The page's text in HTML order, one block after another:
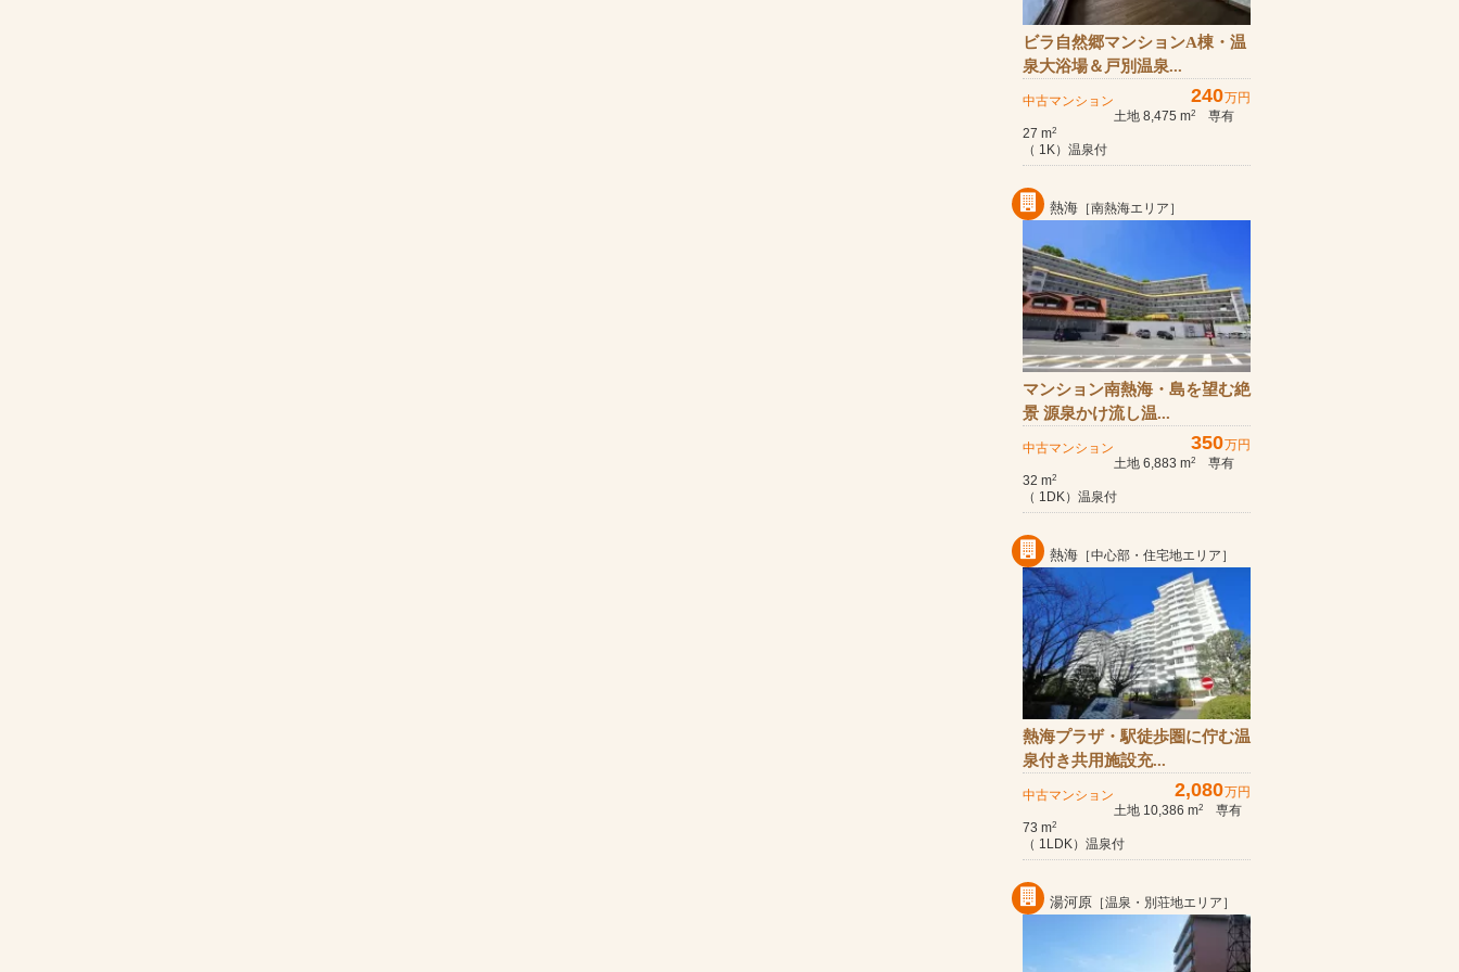
ビラ自然郷マンションA棟・温
泉大浴場＆戸別温泉...
中古マンション 240万円
土地 8,475 m2
専有
27 m2
（ 1K）温泉付
熱海 ［南熱海エリア］
マンション南熱海・島を望む絶
景 源泉かけ流し温...
中古マンション 350万円
土地 6,883 m2
専有
32 m2
（ 1DK）温泉付
熱海 ［中心部・住宅地エリア］
熱海プラザ・駅徒歩圏に佇む温
泉付き共用施設充...
中古マンション 2,080万円
土地 10,386 m2
専有
73 m2
（ 1LDK）温泉付
湯河原 ［温泉・別荘地エリア］